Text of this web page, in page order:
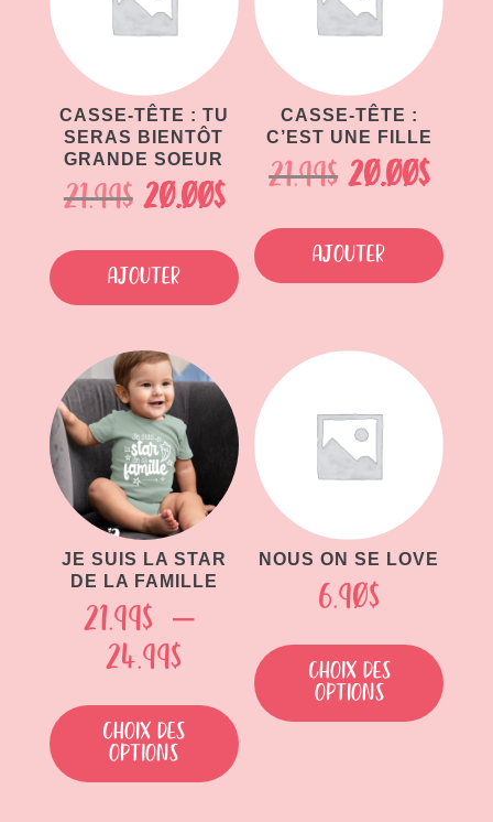
CASSE-TÊTE : TU
SERAS BIENTÔT
GRANDE SOEUR
21.99$ Le
initial
était :
21.99$.
20.00$Le
prix
actuel
est :
20.00$.
Ajouter
CASSE-TÊTE :
C’EST UNE FILLE
21.99$ Le
initial
était :
20.00$Le
est :
Ajouter
JE SUIS LA STAR
DE LA FAMILLE
21.99$ –
24.99$Plage
de
prix :
21.99$
Choix des
options
Ce
produit
a
NOUS ON SE LOVE
6.90$
Choix des
options
a